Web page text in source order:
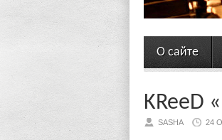
О сайте
KReeD
SASHA 24